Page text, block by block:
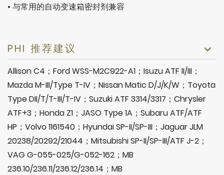
• 与常用的自动变速箱密封剂兼容
PHI 推荐建议
Allison C4；Ford WSS-M2C922-A1；Isuzu ATF II/III；
Mazda M-III/Type T-IV；Nissan Matic D/J/K/W；Toyota
Type DII/T/T-III/T-IV；Suzuki ATF 3314/3317；Chrysler
ATF+3；Honda Z1；JASO Type 1A；Subaru ATF/ATF
HP；Volvo 1161540；Hyundai SP-II/SP-III；Jaguar JLM
20238/20292/21044；Mitsubishi SP-II/SP-III/ATF J-2；
VAG G-055-025/G-052-162；MB
236.10/236.11/236.12/236.14；MB